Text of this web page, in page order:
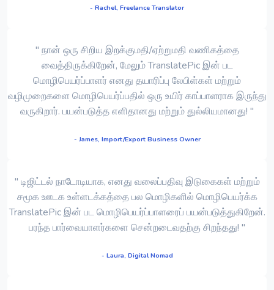
- Rachel, Freelance Translator
" நான் ஒரு சிறிய இறக்குமதி/ஏற்றுமதி வணிகத்தை
வைத்திருக்கிறேன், மேலும் TranslatePic இன் பட
மொழிபெயர்ப்பாளர் எனது தயாரிப்பு லேபிள்கள் மற்றும்
வழிமுறைகளை மொழிபெயர்ப்பதில் ஒரு உயிர் காப்பாளராக இருந்து
வருகிறார். பயன்படுத்த எளிதானது மற்றும் துல்லியமானது! "
- James, Import/Export Business Owner
" டிஜிட்டல் நாடோடியாக, எனது வலைப்பதிவு இடுகைகள் மற்றும்
சமூக ஊடக உள்ளடக்கத்தை பல மொழிகளில் மொழிபெயர்க்க
TranslatePic இன் பட மொழிபெயர்ப்பாளரைப் பயன்படுத்துகிறேன்.
பரந்த பார்வையாளர்களை சென்றடைவதற்கு சிறந்தது! "
- Laura, Digital Nomad